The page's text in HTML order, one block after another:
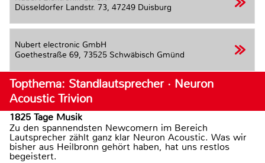
Düsseldorfer Landstr. 73, 47249 Duisburg
Nubert electronic GmbH
Goethestraße 69, 73525 Schwäbisch Gmünd
Topthema: Standlautsprecher · Neuron
Acoustic Trivion
1825 Tage Musik
Zu den spannendsten Newcomern im Bereich
Lautsprecher zählt ganz klar Neuron Acoustic. Was wir
bisher aus Heilbronn gehört haben, hat uns restlos
begeistert.